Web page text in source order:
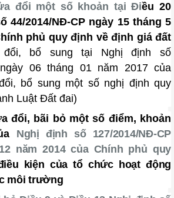
đổi một số khoản tại Điều 20
44/2014/NĐ-CP ngày 15 tháng 5
phủ quy định về định giá đất
bổ sung tại Nghị định số
06 tháng 01 năm 2017 của
ổi, bổ sung một số nghị định quy
Luật Đất đai)
đổi, bãi bỏ một số điểm, khoản
Nghị định số 127/2014/NĐ-CP
năm 2014 của Chính phủ quy
kiện của tổ chức hoạt động
môi trường